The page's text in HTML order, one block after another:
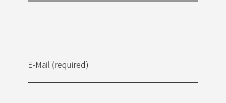
E-Mail (required)